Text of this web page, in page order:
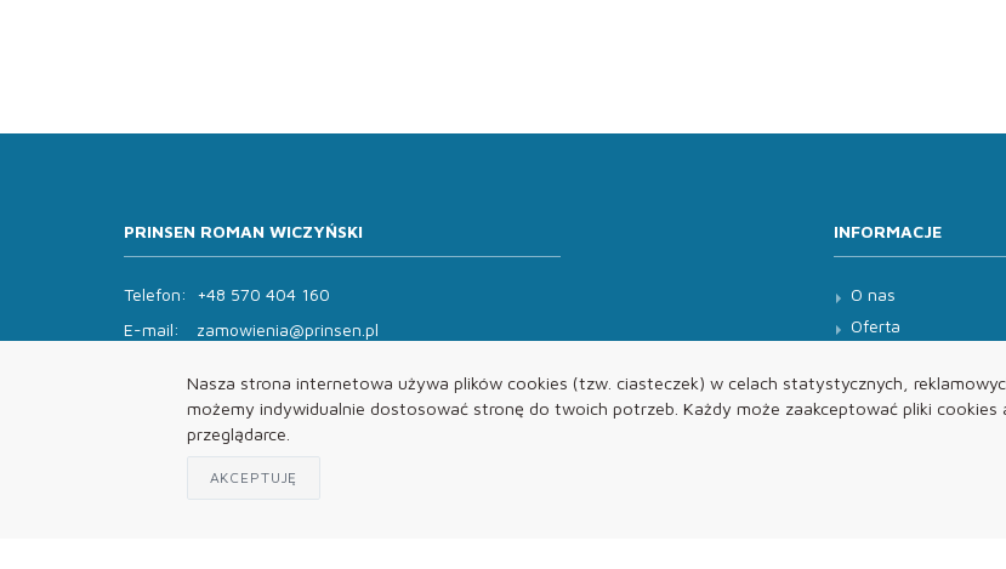
Nasza strona internetowa używa plików cookies (tzw. ciasteczek) w celach statystycznych,
możemy indywidualnie dostosować stronę do twoich potrzeb. Każdy może zaakceptować pliki cookies
przeglądarce.
AKCEPTUJĘ
PRINSEN ROMAN WICZYŃSKI
Telefon:
+48 570 404 160
E-mail:
zamowienia@prinsen.pl
Pon - Pt: 8:00 - 14:00 Sob: zamknięte
INFORMACJE
O nas
Oferta